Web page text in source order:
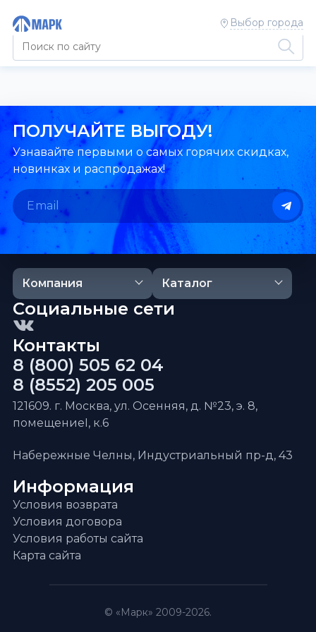
Выбор города
ПОЛУЧАЙТЕ ВЫГОДУ!
Узнавайте первыми о самых горячих скидках,
новинках и распродажах!
Компания Каталог
Информация
Условия возврата
Условия договора
Условия работы сайта
Карта сайта
Контакты
8 (800) 505 62 04
8 (8552) 205 005
121609. г. Москва, ул. Осенняя, д. №23, э. 8,
помещениеI, к.6
Набережные Челны, Индустриальный пр-д, 43
Социальные сети
© «Марк» 2009-2026.